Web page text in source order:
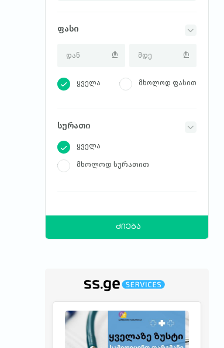
ფასი
ყველა მხოლოდ ფასით
სურათი
ყველა
მხოლოდ სურათით
ძიება